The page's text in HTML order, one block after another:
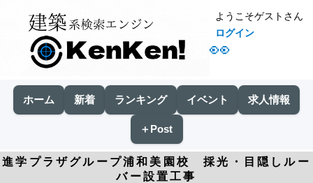
👀
ようこそゲストさん
ログイン
ホーム 新着 ランキング イベント 求人情報
＋Post
進学プラザグループ浦和美園校 採光・目隠しルー
バー設置工事